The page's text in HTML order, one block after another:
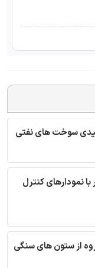
سوخت های نفتی
نمودارهای کنترل
از ستون های سنگی